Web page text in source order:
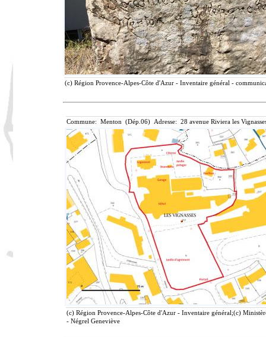
(c) Région Provence-Alpes-Côte d'Azur - Inventaire général -
Commune: Menton (Dép.06) Adresse: 28 avenue Riviera les
(c) Région Provence-Alpes-Côte d'Azur - Inventaire général;(c)
- Négrel Geneviève